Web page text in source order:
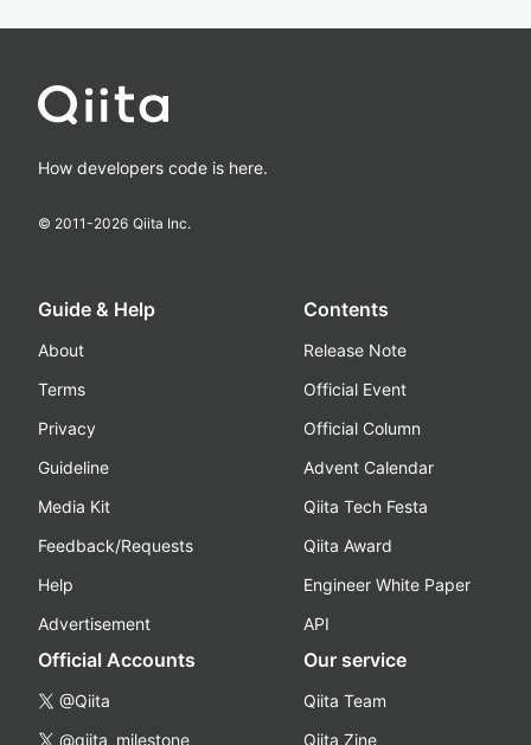
How developers code is here.
© 2011-2026 Qiita Inc.
Guide & Help
About
Terms
Privacy
Guideline
Media Kit
Feedback/Requests
Help
Advertisement
Contents
Release Note
Official Event
Official Column
Advent Calendar
Qiita Tech Festa
Qiita Award
Engineer White Paper
API
Official Accounts
@Qiita
@qiita_milestone
Our service
Qiita Team
Qiita Zine